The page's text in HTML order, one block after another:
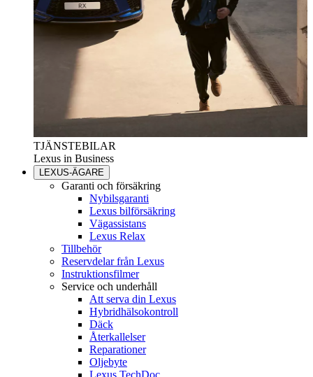
TJÄNSTEBILAR
Lexus in Business
LEXUS-ÄGARE
Garanti och försäkring
Nybilsgaranti
Lexus bilförsäkring
Vägassistans
Lexus Relax
Tillbehör
Reservdelar från Lexus
Instruktionsfilmer
Service och underhåll
Att serva din Lexus
Hybridhälsokontroll
Däck
Återkallelser
Reparationer
Oljebyte
Lexus TechDoc